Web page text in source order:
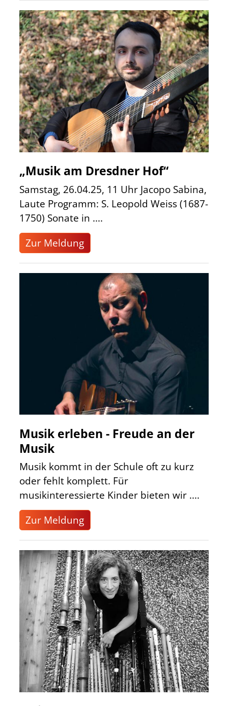
„Musik am Dresdner Hof“
Samstag, 26.04.25, 11 Uhr Jacopo Sabina,
Laute Programm: S. Leopold Weiss (1687-
1750) Sonate in ....
Zur Meldung
Musik erleben - Freude an der
Musik
Musik kommt in der Schule oft zu kurz
oder fehlt komplett. Für
musikinteressierte Kinder bieten wir ....
Zur Meldung